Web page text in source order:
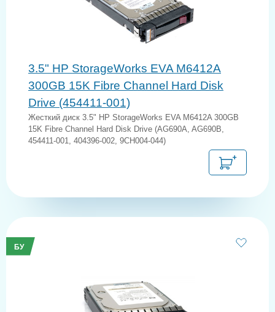
3.5" HP StorageWorks EVA M6412A
300GB 15K Fibre Channel Hard Disk
Drive (454411-001)
Жесткий диск 3.5" HP StorageWorks EVA M6412A 300GB
15K Fibre Channel Hard Disk Drive (AG690A, AG690B,
454411-001, 404396-002, 9CH004-044)
БУ